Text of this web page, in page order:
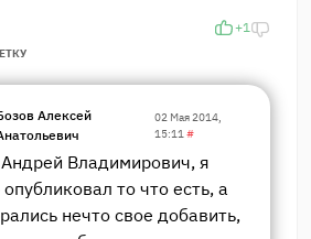
+1
Алексей
02 Мая 2014,
15:11#
Владимирович, я
то что есть, а
нечто свое добавить,